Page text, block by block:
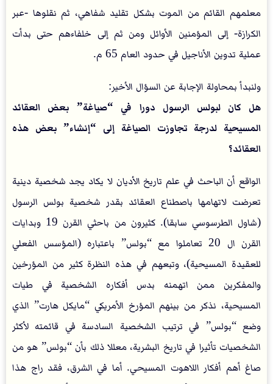
معلمهم القائم من الموت بشكل تقليد شفاهي، ثم نقلوها -عبر
الكرازة- إلى المؤمنين الأوائل ومن ثم إلى خلفاءهم حتى بدأت
عملية تدوين الأناجيل في حدود العام 65 م.
ولنبدأ بمحاولة الإجابة عن السؤال الأخير:
هل كان لبولس الرسول دورا في “صياغة” بعض العقائد
المسيحية لدرجة تجاوزت الصياغة إلى “إنشاء” بعض هذه
العقائد؟
الواقع أن الباحث في علم تاريخ الأديان لا يكاد يجد شخصية دينية
تعرضت لاتهامها باصطناع العقائد بقدر شخصية بولس الرسول
(شاول الطرسوسي سابقا). كثيرون من باحثي القرن 19 وبدايات
القرن ال 20 تعاملوا مع “بولس” باعتباره (المؤسس الفعلي
للعقيدة المسيحية)، وتبعهم في هذه النظرة كثير من المؤرخين
والمفكرين ممن اتهمنه بدس أفكاره الشخصية في طيات
المسيحية، نذكر من بينهم المؤرخ الأمريكي “مايكل هارت” الذي
وضع “بولس” في ترتيب الشخصية السادسة في قائمته لأكثر
الشخصيات تأثيرا في تاريخ البشرية، معللا ذلك بأن “بولس” هو من
صاغ أهم أفكار اللاهوت المسيحي. أما في الشرق، فقد راج هذا